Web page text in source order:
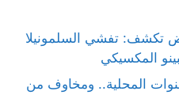
تكشف: تفشي السلمونيلا
المكسيكي
المحلية.. ومخاوف من